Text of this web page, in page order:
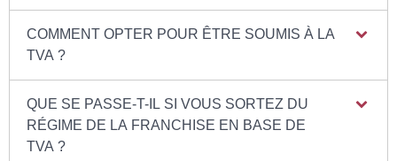
COMMENT OPTER POUR ÊTRE SOUMIS À LA
TVA ?
QUE SE PASSE-T-IL SI VOUS SORTEZ DU
RÉGIME DE LA FRANCHISE EN BASE DE
TVA ?